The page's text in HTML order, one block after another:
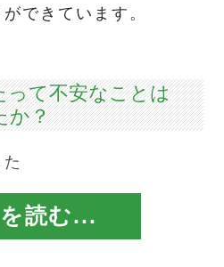
できています。
って不安なことは
か？
読む...